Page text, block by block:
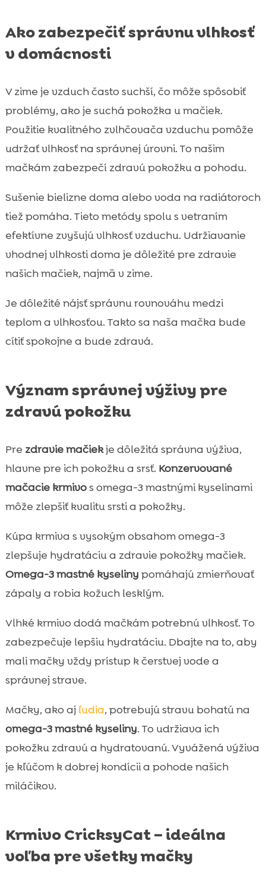
Ako zabezpečiť správnu vlhkosť
v domácnosti
V zime je vzduch často suchší, čo môže spôsobiť
problémy, ako je suchá pokožka u mačiek.
Použitie kvalitného zvlhčovača vzduchu pomôže
udržať vlhkosť na správnej úrovni. To našim
mačkám zabezpečí zdravú pokožku a pohodu.
Sušenie bielizne doma alebo voda na radiátoroch
tiež pomáha. Tieto metódy spolu s vetraním
efektívne zvyšujú vlhkosť vzduchu. Udržiavanie
vhodnej vlhkosti doma je dôležité pre zdravie
našich mačiek, najmä v zime.
Je dôležité nájsť správnu rovnováhu medzi
teplom a vlhkosťou. Takto sa naša mačka bude
cítiť spokojne a bude zdravá.
Význam správnej výživy pre
zdravú pokožku
Pre zdravie mačiekje dôležitá správna výživa,
hlavne pre ich pokožku a srsť. Konzervované
mačacie krmivos omega-3 mastnými kyselinami
môže zlepšiť kvalitu srsti a pokožky.
Kúpa krmiva s vysokým obsahom omega-3
zlepšuje hydratáciu a zdravie pokožky mačiek.
Omega-3 mastné kyseliny pomáhajú zmierňovať
zápaly a robia kožuch lesklým.
Vlhké krmivo dodá mačkám potrebnú vlhkosť. To
zabezpečuje lepšiu hydratáciu. Dbajte na to, aby
mali mačky vždy prístup k čerstvej vode a
správnej strave.
Mačky, ako aj ľudia, potrebujú stravu bohatú na
omega-3 mastné kyseliny. To udržiava ich
pokožku zdravú a hydratovanú. Vyvážená výživa
je kľúčom k dobrej kondícii a pohode našich
miláčikov.
Krmivo CricksyCat – ideálna
voľba pre všetky mačky